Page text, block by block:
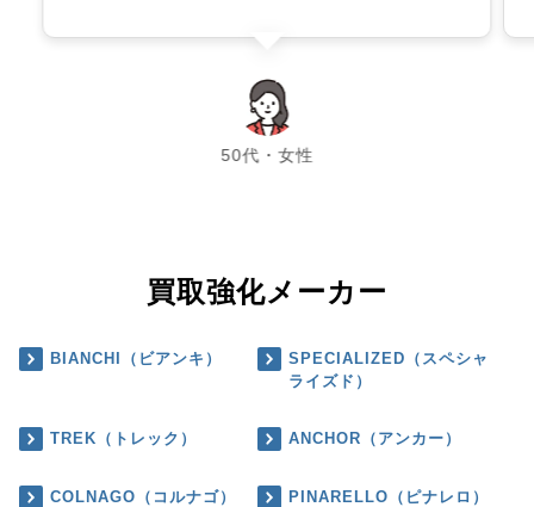
50代・女性
chevron_left chevron_right
買取強化メーカー
BIANCHI（ビアンキ）
SPECIALIZED（スペシャ
ライズド）
TREK（トレック） ANCHOR（アンカー）
COLNAGO（コルナゴ） PINARELLO（ピナレロ）